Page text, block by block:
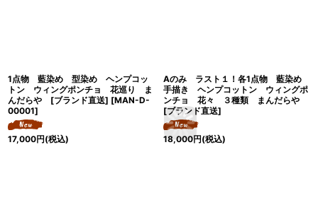
1点物 藍染め 型染め ヘンプコッ
トン ウィングポンチョ 花巡り ま
んだらや [ブランド直送] [MAN-D-
00001]
17,000円(税込)
Aのみ ラスト１！各1点物 藍染め
手描き ヘンプコットン ウィングポ
ンチョ 花々 ３種類 まんだらや
[ブランド直送]
18,000円(税込)